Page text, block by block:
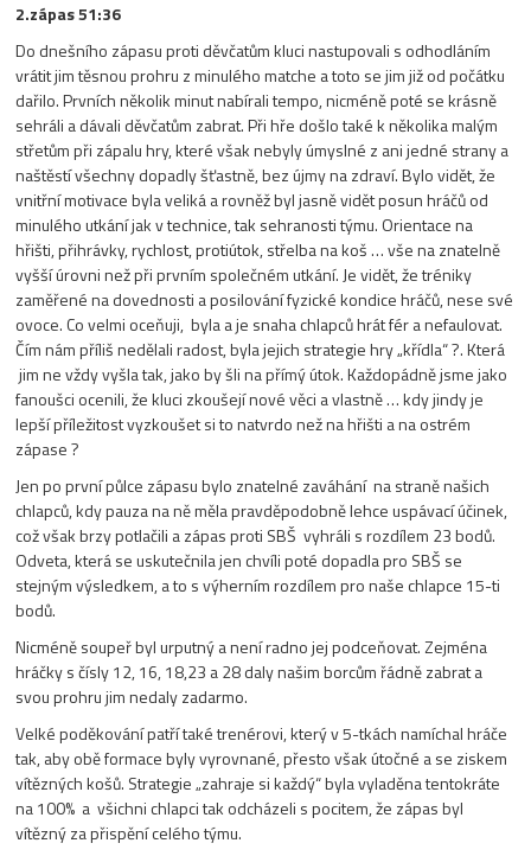
2.zápas 51:36
Do dnešního zápasu proti děvčatům kluci nastupovali s odhodláním
vrátit jim těsnou prohru z minulého matche a toto se jim již od počátku
dařilo. Prvních několik minut nabírali tempo, nicméně poté se krásně
sehráli a dávali děvčatům zabrat. Při hře došlo také k několika malým
střetům při zápalu hry, které však nebyly úmyslné z ani jedné strany a
naštěstí všechny dopadly šťastně, bez újmy na zdraví. Bylo vidět, že
vnitřní motivace byla veliká a rovněž byl jasně vidět posun hráčů od
minulého utkání jak v technice, tak sehranosti týmu. Orientace na
hřišti, přihrávky, rychlost, protiútok, střelba na koš … vše na znatelně
vyšší úrovni než při prvním společném utkání. Je vidět, že tréniky
zaměřené na dovednosti a posilování fyzické kondice hráčů, nese své
ovoce. Co velmi oceňuji, byla a je snaha chlapců hrát fér a nefaulovat.
Čím nám příliš nedělali radost, byla jejich strategie hry „křídla“ ?. Která
jim ne vždy vyšla tak, jako by šli na přímý útok. Každopádně jsme jako
fanoušci ocenili, že kluci zkoušejí nové věci a vlastně … kdy jindy je
lepší příležitost vyzkoušet si to natvrdo než na hřišti a na ostrém
zápase ?
Jen po první půlce zápasu bylo znatelné zaváhání na straně našich
chlapců, kdy pauza na ně měla pravděpodobně lehce uspávací účinek,
což však brzy potlačili a zápas proti SBŠ vyhráli s rozdílem 23 bodů.
Odveta, která se uskutečnila jen chvíli poté dopadla pro SBŠ se
stejným výsledkem, a to s výherním rozdílem pro naše chlapce 15-ti
bodů.
Nicméně soupeř byl urputný a není radno jej podceňovat. Zejména
hráčky s čísly 12, 16, 18,23 a 28 daly našim borcům řádně zabrat a
svou prohru jim nedaly zadarmo.
Velké poděkování patří také trenérovi, který v 5-tkách namíchal hráče
tak, aby obě formace byly vyrovnané, přesto však útočné a se ziskem
vítězných košů. Strategie „zahraje si každý“ byla vyladěna tentokráte
na 100% a všichni chlapci tak odcházeli s pocitem, že zápas byl
vítězný za přispění celého týmu.